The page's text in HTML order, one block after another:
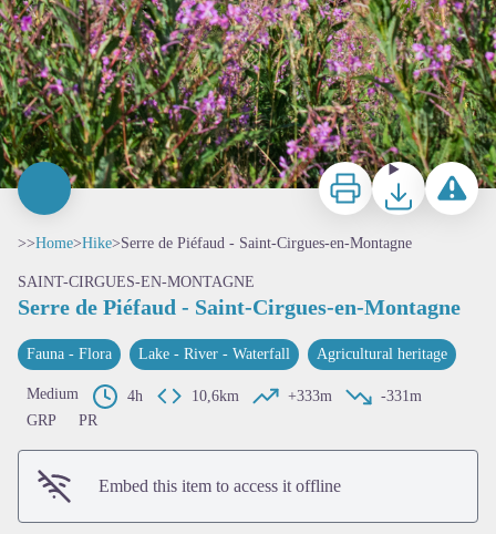
Print DownloadReport a
>>Home>Hike>Serre de Piéfaud - Saint-Cirgues-en-Montagne
SAINT-CIRGUES-EN-MONTAGNE
Serre de Piéfaud - Saint-Cirgues-en-Montagne
Fauna - Flora Lake - River - Waterfall Agricultural heritage
Medium 4h 10,6km +333m
-331m
GRP
PR
Embed this item to access it offline